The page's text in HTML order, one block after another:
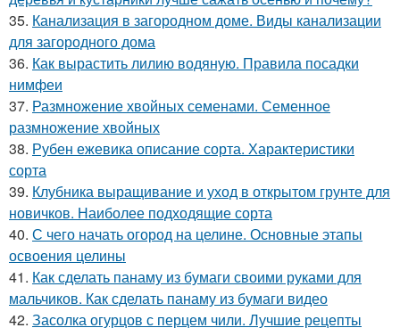
35. Канализация в загородном доме. Виды канализации
для загородного дома
36. Как вырастить лилию водяную. Правила посадки
нимфеи
37. Размножение хвойных семенами. Семенное
размножение хвойных
38. Рубен ежевика описание сорта. Характеристики
сорта
39. Клубника выращивание и уход в открытом грунте для
новичков. Наиболее подходящие сорта
40. С чего начать огород на целине. Основные этапы
освоения целины
41. Как сделать панаму из бумаги своими руками для
мальчиков. Как сделать панаму из бумаги видео
42. Засолка огурцов с перцем чили. Лучшие рецепты